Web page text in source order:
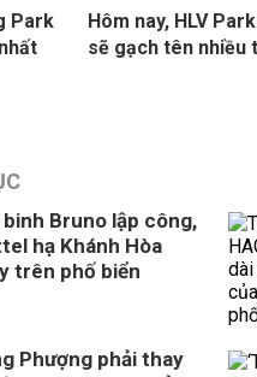
Park
Hôm nay, HLV
sẽ gạch tên nhiều
binh Bruno lập công,
hạ Khánh Hòa
trên phố biển
Phượng phải thay